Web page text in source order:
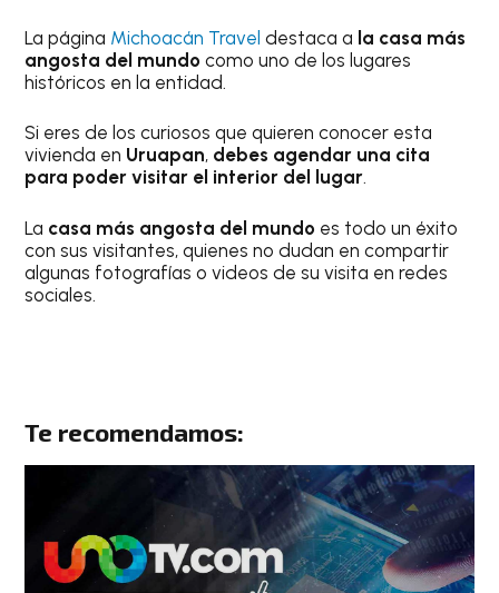
La página Michoacán Travel destaca a la casa más
angosta del mundo como uno de los lugares
históricos en la entidad.
Si eres de los curiosos que quieren conocer esta
vivienda en Uruapan, debes agendar una cita
para poder visitar el interior del lugar.
La casa más angosta del mundo es todo un éxito
con sus visitantes, quienes no dudan en compartir
algunas fotografías o videos de su visita en redes
sociales.
Te recomendamos: